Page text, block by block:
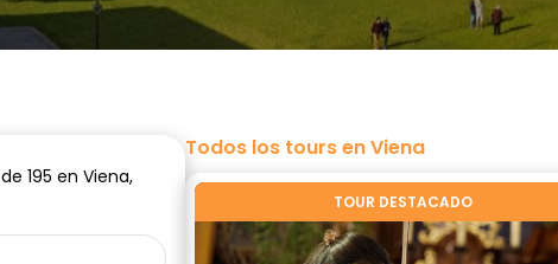
de 195 en Viena,
Todos los tours en Viena
TOUR DESTACADO